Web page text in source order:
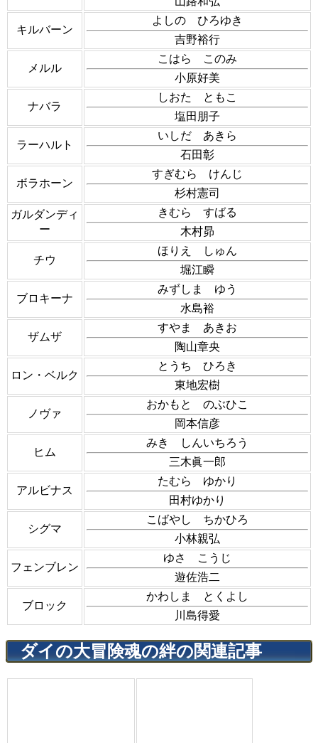
キルバーン
よしの ひろゆき
吉野裕行
メルル
こはら このみ
小原好美
ナバラ
しおた ともこ
塩田朋子
ラーハルト
いしだ あきら
石田彰
ボラホーン
すぎむら けんじ
杉村憲司
ガルダンディ
ー
きむら すばる
木村昴
チウ
ほりえ しゅん
堀江瞬
ブロキーナ
みずしま ゆう
水島裕
ザムザ
すやま あきお
陶山章央
ロン・ベルク
とうち ひろき
東地宏樹
ノヴァ
おかもと のぶひこ
岡本信彦
ヒム
みき しんいちろう
三木眞一郎
アルビナス
たむら ゆかり
田村ゆかり
シグマ
こばやし ちかひろ
小林親弘
フェンブレン
ゆさ こうじ
遊佐浩二
ブロック
かわしま とくよし
川島得愛
ダイの大冒険魂の絆の関連記事